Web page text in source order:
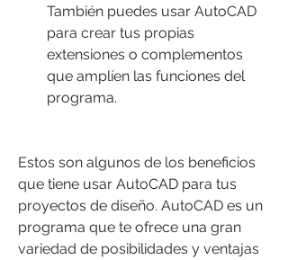
También puedes usar AutoCAD
para crear tus propias
extensiones o complementos
que amplíen las funciones del
programa.
Estos son algunos de los beneficios
que tiene usar AutoCAD para tus
proyectos de diseño. AutoCAD es un
programa que te ofrece una gran
variedad de posibilidades y ventajas